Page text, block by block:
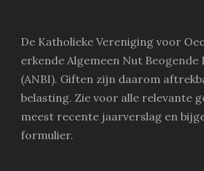
De Katholieke Vereniging voor
erkende Algemeen Nut
(ANBI). Giften zijn daarom
belasting. Zie voor alle relevante
meest recente jaarverslag en
formulier.